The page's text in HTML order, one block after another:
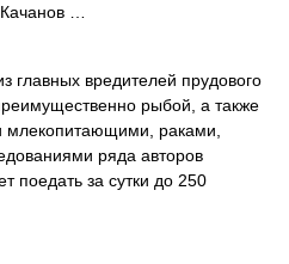
…
главных вредителей прудового
рыбой, а также
раками,
ряда авторов
поедать за сутки до 250